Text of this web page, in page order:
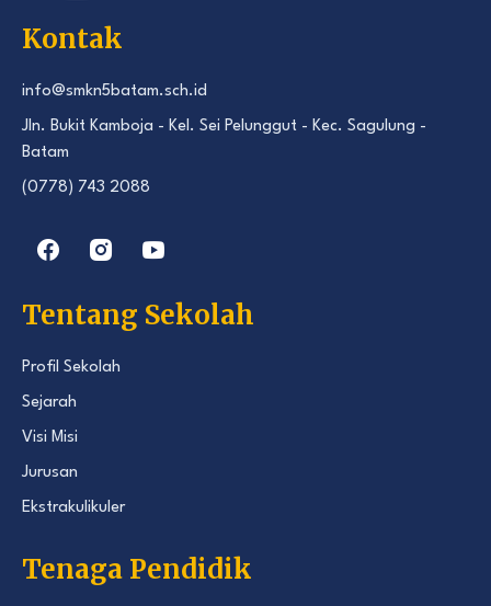
Kontak
info@smkn5batam.sch.id
Jln. Bukit Kamboja - Kel. Sei Pelunggut - Kec. Sagulung -
Batam
(0778) 743 2088
Tentang Sekolah
Profil Sekolah
Sejarah
Visi Misi
Jurusan
Ekstrakulikuler
Tenaga Pendidik